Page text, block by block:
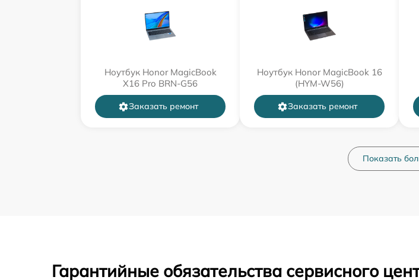
Ноутбук Honor MagicBook
X16 Pro BRN-G56
Заказать ремонт
Ноутбук Honor MagicBook 16
(HYM-W56)
Заказать ремонт
Показать
Гарантийные обязательства сервисного